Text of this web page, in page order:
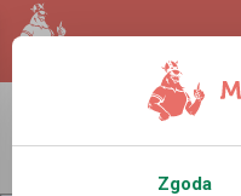
LANCASTER
30.9 °C
Zgoda